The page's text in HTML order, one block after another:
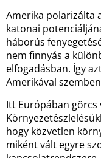
Amerika polarizálta
katonai
háborús
nem finnyás a
elfogadásban. Így
Amerikával
Itt Európában görcs
hogy közvetlen
miként vált egyre